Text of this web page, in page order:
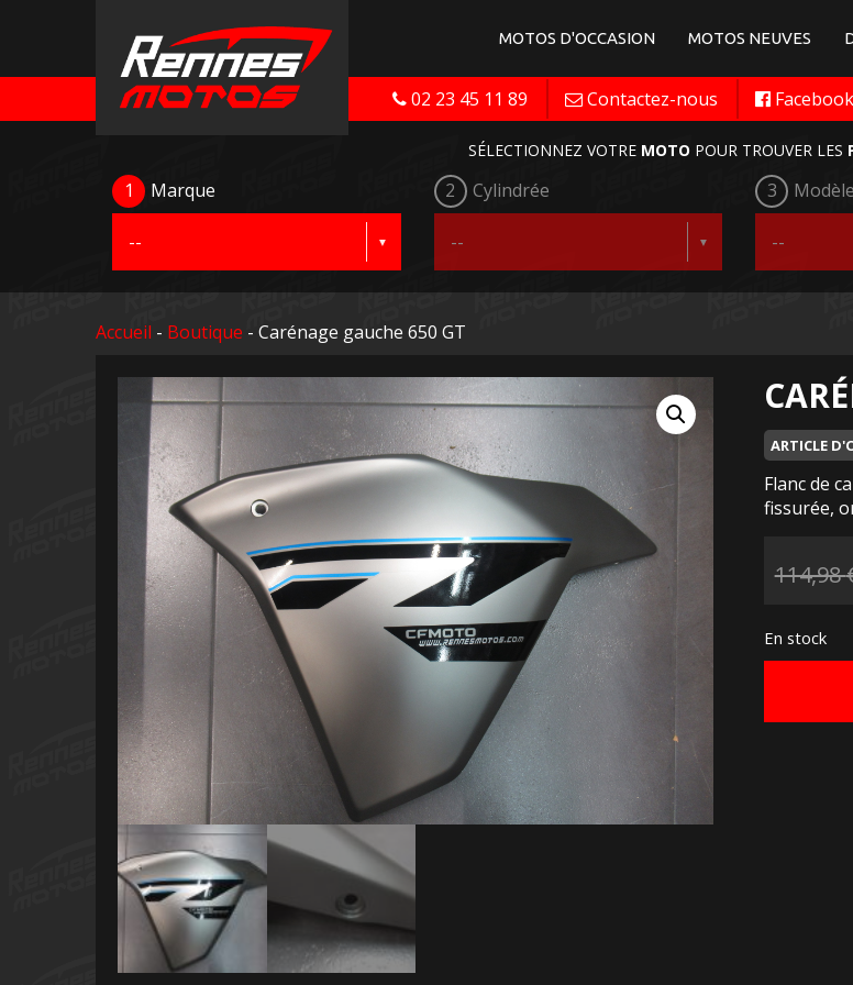
MOTOS D'OCCASION MOTOS NEUVES
02 23 45 11 89 Contactez-nous Facebook
SÉLECTIONNEZ VOTRE MOTO POUR TROUVER LES
1 Marque 2 Cylindrée 3 Modèle
Accueil - Boutique - Carénage gauche 650 GT
ARTICLE
Flanc de
fissurée,
114,98
En stock